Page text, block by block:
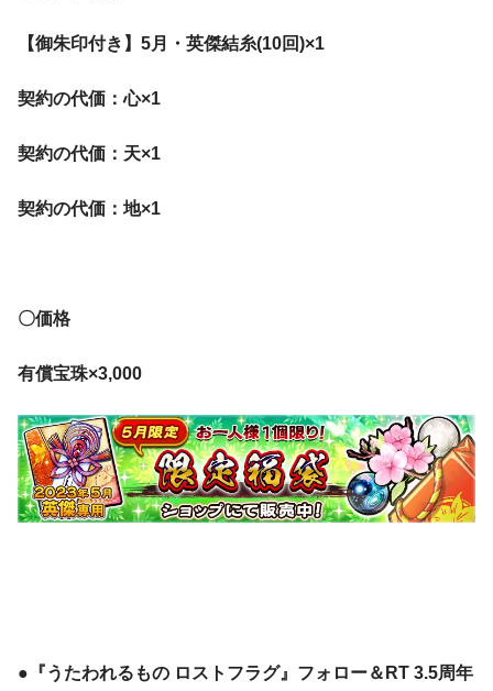
【御朱印付き】5月・英傑結糸(10回)×1
契約の代価：心×1
契約の代価：天×1
契約の代価：地×1
〇価格
有償宝珠×3,000
●『うたわれるもの ロストフラグ』フォロー＆RT 3.5周年